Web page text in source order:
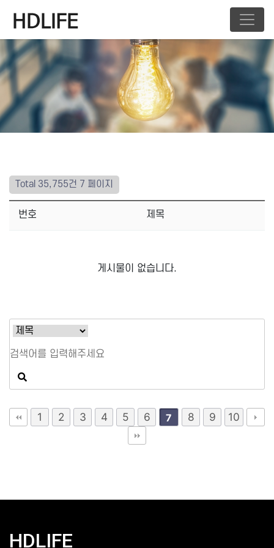
Total 35,755건 7 페이지
번호 제목
게시물이 없습니다.
1 2 3 4 5 6 7 8 9 10
HDLIFE